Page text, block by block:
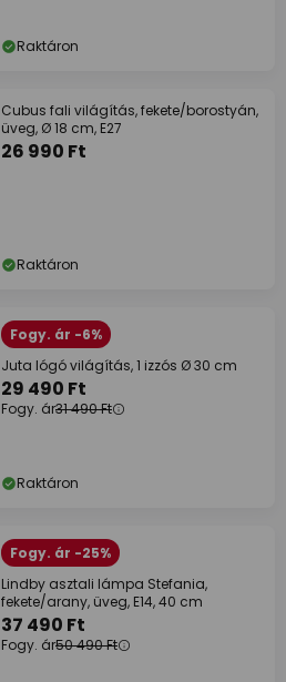
Raktáron
Cubus fali világítás, fekete/borostyán,
üveg, Ø 18 cm, E27
26 990 Ft
Raktáron
Fogy. ár -6%
Juta lógó világítás, 1 izzós Ø 30 cm
29 490 Ft
Fogy. ár31 490 Ft
Raktáron
Fogy. ár -25%
Lindby asztali lámpa Stefania,
fekete/arany, üveg, E14, 40 cm
37 490 Ft
Fogy. ár50 490 Ft